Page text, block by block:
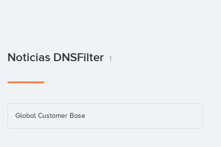
Noticias DNSFilter 1
Global Customer Base